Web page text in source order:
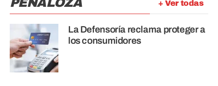
+ Ver todas
PEÑALOZA
La Defensoría reclama proteger a
los consumidores